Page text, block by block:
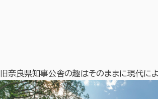
旧奈良県知事公舎の趣はそのままに現代に